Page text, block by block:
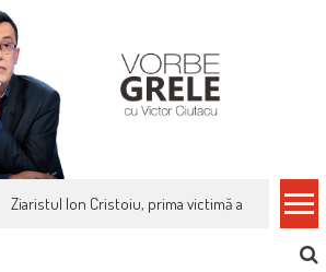
Ziaristul Ion Cristoiu, prima victimă a noi